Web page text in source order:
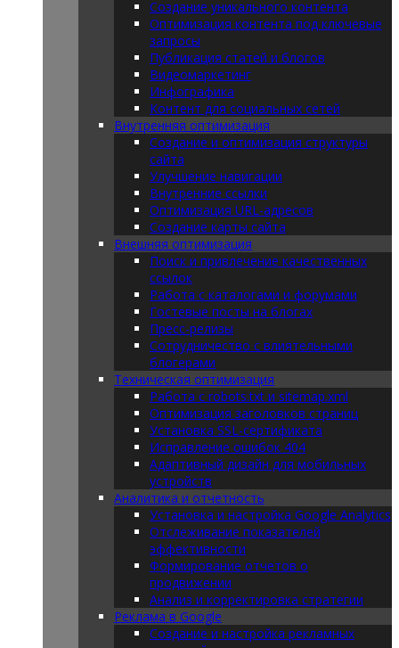
Создание уникального контента
Оптимизация контента под ключевые
запросы
Публикация статей и блогов
Видеомаркетинг
Инфографика
Контент для социальных сетей
Внутренняя оптимизация
Создание и оптимизация структуры
сайта
Улучшение навигации
Внутренние ссылки
Оптимизация URL-адресов
Создание карты сайта
Внешняя оптимизация
Поиск и привлечение качественных
ссылок
Работа с каталогами и форумами
Гостевые посты на блогах
Пресс-релизы
Сотрудничество с влиятельными
блогерами
Техническая оптимизация
Работа с robots.txt и sitemap.xml
Оптимизация заголовков страниц
Установка SSL-сертификата
Исправление ошибок 404
Адаптивный дизайн для мобильных
устройств
Аналитика и отчетность
Установка и настройка Google Analytics
Отслеживание показателей
эффективности
Формирование отчетов о
продвижении
Анализ и корректировка стратегии
Реклама в Google
Создание и настройка рекламных